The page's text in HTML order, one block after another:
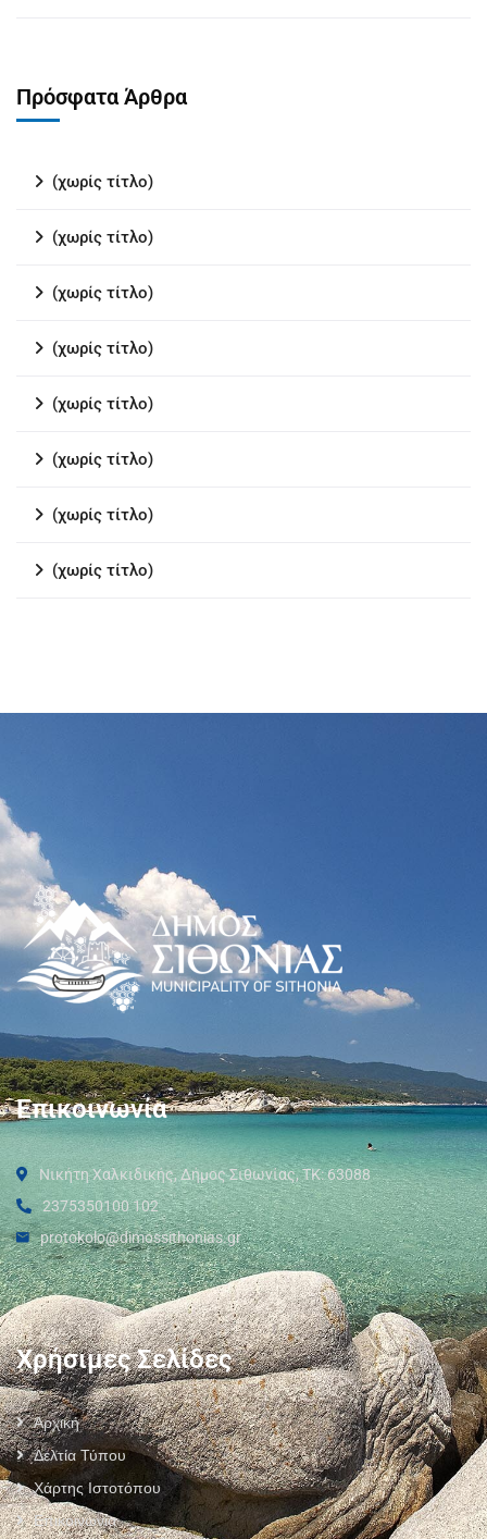
Πρόσφατα Άρθρα
(χωρίς τίτλο)
(χωρίς τίτλο)
(χωρίς τίτλο)
(χωρίς τίτλο)
(χωρίς τίτλο)
(χωρίς τίτλο)
(χωρίς τίτλο)
(χωρίς τίτλο)
Επικοινωνία
Νικήτη Χαλκιδικής, Δήμος Σιθωνίας, ΤΚ: 63088
2375350100 102
protokolo@dimossithonias.gr
Χρήσιμες Σελίδες
Αρχική
Δελτία Τύπου
Χάρτης Ιστοτόπου
Επικοινωνία